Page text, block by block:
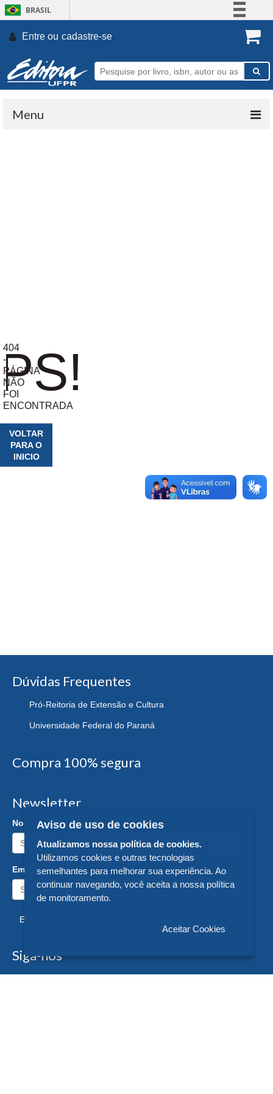
BRASIL
Participe
Entre ou cadastre-se.
Menu
404
-
PÁGINA
NÃO
FOI
ENCONTRADA
VOLTAR
PARA O
INICIO
Dúvidas Frequentes
Pró-Reitoria de Extensão e Cultura
Universidade Federal do Paraná
Compra 100% segura
Newsletter
Nome:
Email:
Enviar
Siga-nos
Aviso de uso de cookies
Atualizamos nossa política de cookies.
Utilizamos cookies e outras tecnologias
semelhantes para melhorar sua experiência. Ao
continuar navegando, você aceita a nossa política
de monitoramento.
Aceitar Cookies